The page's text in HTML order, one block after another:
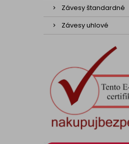
Závesy štandardné
Závesy uhlové